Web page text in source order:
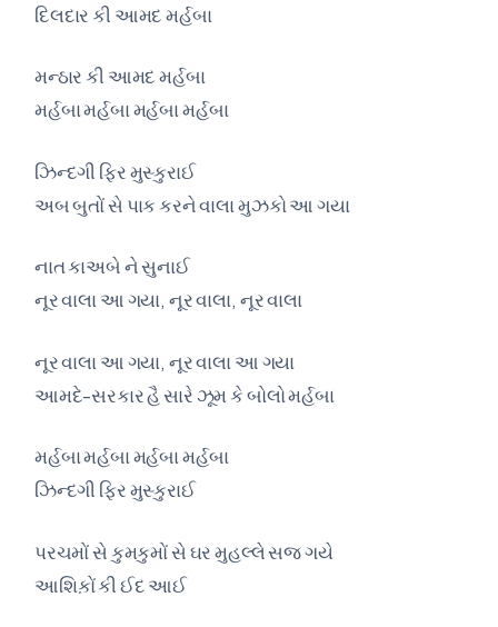
દિલદાર કી આમદ મર્હબા
મન્ઠાર કી આમદ મર્હબા
મર્હબા મર્હબા મર્હબા મર્હબા
ઝિન્દગી ફિર મુસ્કુરાઈ
અબ બુતોં સે પાક કરને વાલા મુઝકો આ ગયા
નાત કાઅબે ને સુનાઈ
નૂર વાલા આ ગયા, નૂર વાલા, નૂર વાલા
નૂર વાલા આ ગયા, નૂર વાલા આ ગયા
આમદે-સરકાર હૈ સારે ઝૂમ કે બોલો મર્હબા
મર્હબા મર્હબા મર્હબા મર્હબા
ઝિન્દગી ફિર મુસ્કુરાઈ
પરચમોં સે કુમકુમોં સે ઘર મુહલ્લે સજ ગયે
આશિક઼ોં કી ઈદ આઈ